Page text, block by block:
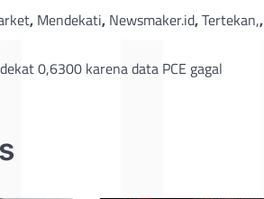
, Mendekati, Newsmaker.id,Tertekan,,
0,6300 karena data PCE gagal